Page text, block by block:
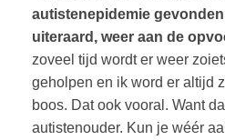
autistenepidemie
uiteraard, weer aan de
zoveel tijd wordt er weer
geholpen en ik word er altijd
boos. Dat ook vooral. Want
autistenouder. Kun je wéér